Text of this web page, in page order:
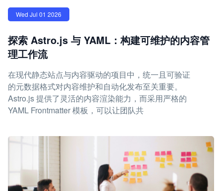
Wed Jul 01 2026
探索 Astro.js 与 YAML：构建可维护的内容管
理工作流
在现代静态站点与内容驱动的项目中，统一且可验证
的元数据格式对内容维护和自动化发布至关重要。
Astro.js 提供了灵活的内容渲染能力，而采用严格的
YAML Frontmatter 模板，可以让团队共